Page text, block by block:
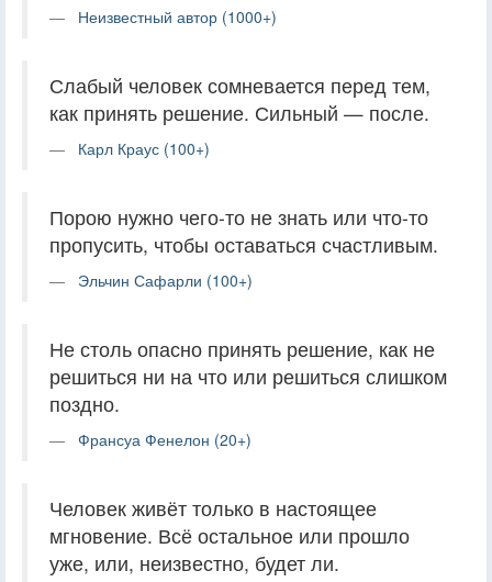
Неизвестный автор (1000+)
Слабый человек сомневается перед тем,
как принять решение. Сильный — после.
Карл Краус (100+)
Порою нужно чего-то не знать или что-то
пропусить, чтобы оставаться счастливым.
Эльчин Сафарли (100+)
Не столь опасно принять решение, как не
решиться ни на что или решиться слишком
поздно.
Франсуа Фенелон (20+)
Человек живёт только в настоящее
мгновение. Всё остальное или прошло
уже, или, неизвестно, будет ли.